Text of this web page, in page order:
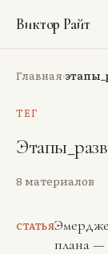
Виктор Райт
Библиотека
Рекомендации
Портфолио
Обо мне
Главная›
ТЕГ
8 материалов
СТАТЬЯ
плана —